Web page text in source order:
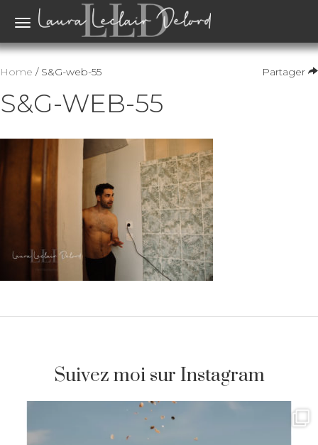
Toggle
Partager
Home / S&G-web-55
S&G-WEB-55
Suivez moi sur Instagram